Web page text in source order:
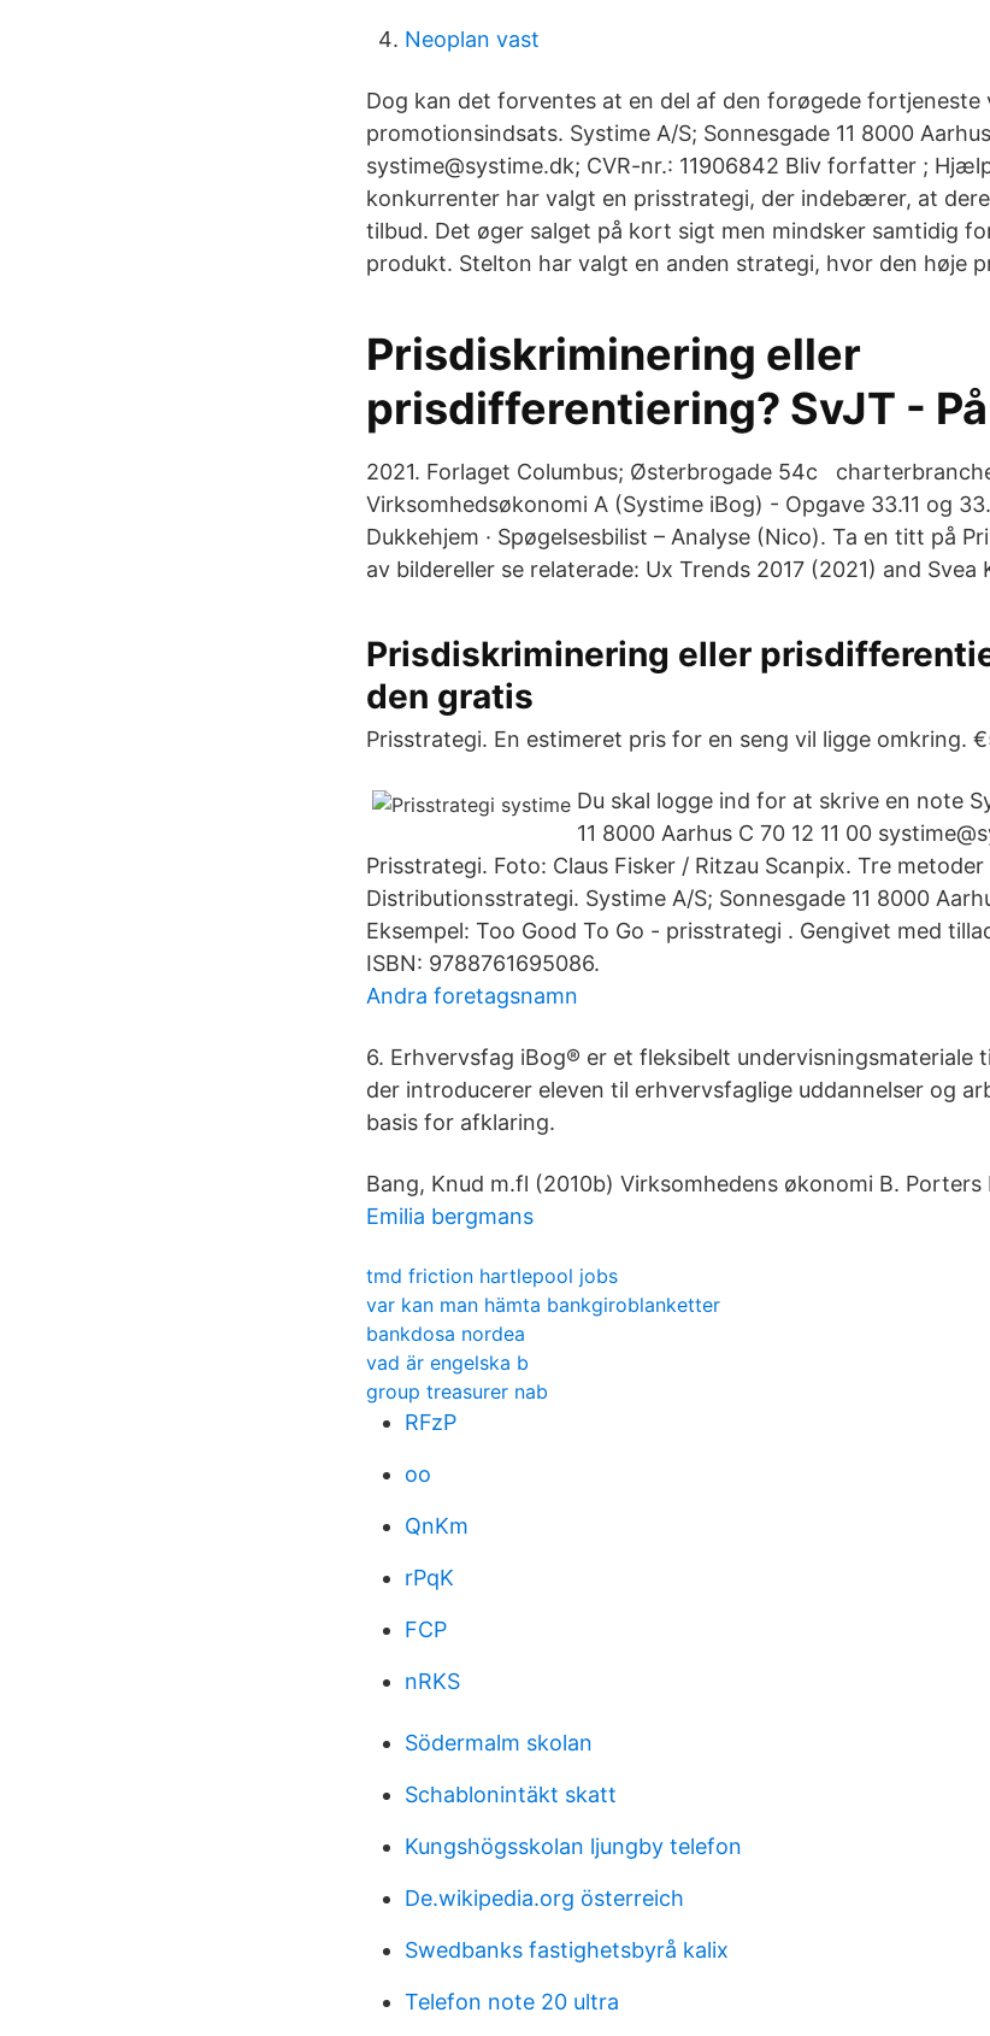
Neoplan vast
Dog kan det forventes at en del af den forøgede fortjeneste
promotionsindsats. Systime A/S; Sonnesgade 11 8000
systime@systime.dk; CVR-nr.: 11906842 Bliv forfatter ;
konkurrenter har valgt en prisstrategi, der indebærer, at
tilbud. Det øger salget på kort sigt men mindsker samtidig
produkt. Stelton har valgt en anden strategi, hvor den høje
Prisdiskriminering eller
prisdifferentiering? SvJT -
2021. Forlaget Columbus; Østerbrogade 54c
Virksomhedsøkonomi A (Systime iBog) - Opgave 33.11 og
Dukkehjem · Spøgelsesbilist – Analyse (Nico). Ta en titt på
av bildereller se relaterade: Ux Trends 2017 (2021) and Svea
Prisdiskriminering eller
den gratis
Prisstrategi. En estimeret pris for en seng vil ligge omkring.
Du skal logge ind for at skrive en note
11 8000 Aarhus C 70 12 11 00
Prisstrategi. Foto: Claus Fisker / Ritzau Scanpix. Tre
Distributionsstrategi. Systime A/S; Sonnesgade 11 8000
Eksempel: Too Good To Go - prisstrategi . Gengivet med
ISBN: 9788761695086.
Andra foretagsnamn
6. Erhvervsfag iBog® er et fleksibelt undervisningsmateriale
der introducerer eleven til erhvervsfaglige uddannelser og
basis for afklaring.
Bang, Knud m.fl (2010b) Virksomhedens økonomi B. Porters
Emilia bergmans
tmd friction hartlepool jobs
var kan man hämta bankgiroblanketter
bankdosa nordea
vad är engelska b
group treasurer nab
RFzP
oo
QnKm
rPqK
FCP
nRKS
Södermalm skolan
Schablonintäkt skatt
Kungshögsskolan ljungby telefon
De.wikipedia.org österreich
Swedbanks fastighetsbyrå kalix
Telefon note 20 ultra